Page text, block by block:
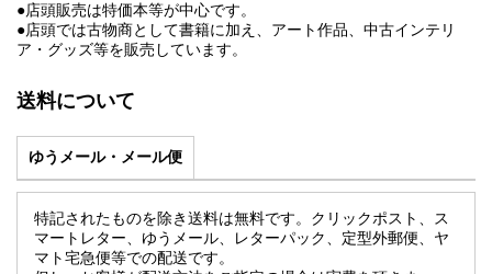
●店頭販売は特価本等が中心です。
●店頭では古物商として書籍に加え、アート作品、中古インテリ
ア・グッズ等を販売しています。
送料について
ゆうメール・メール便
特記されたものを除き送料は無料です。クリックポスト、ス
マートレター、ゆうメール、レターパック、定型外郵便、ヤ
マト宅急便等での配送です。